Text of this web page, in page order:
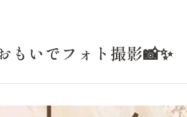
もいでフォト撮影📸✨